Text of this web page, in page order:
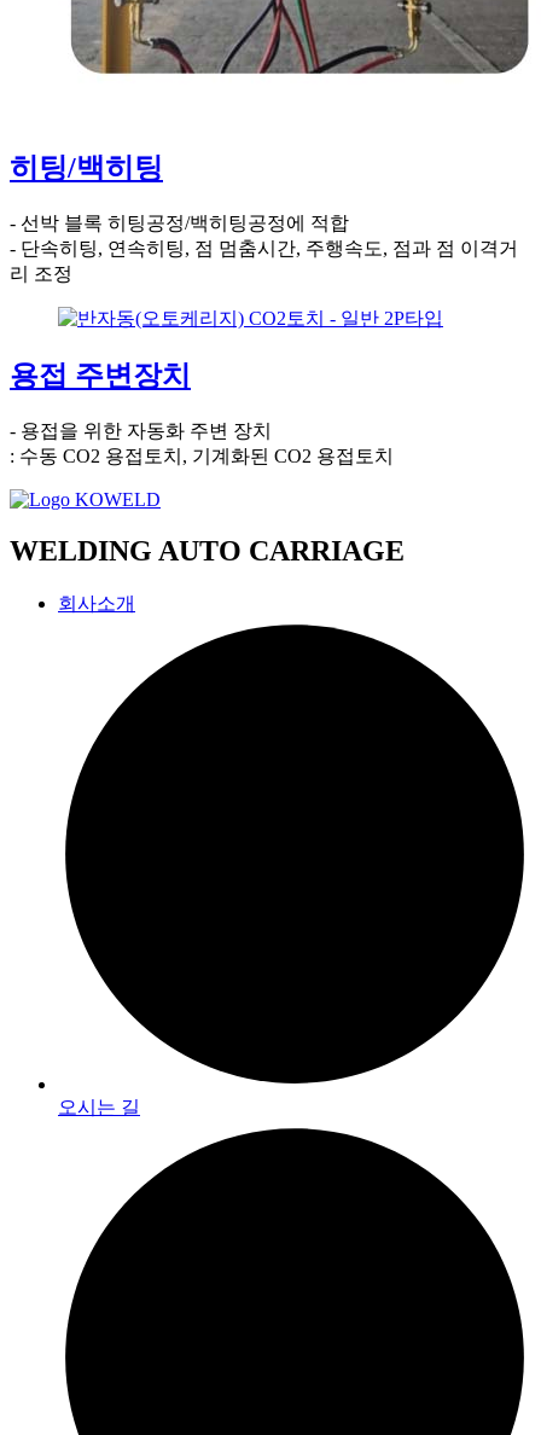
히팅/백히팅
- 선박 블록 히팅공정/백히팅공정에 적합
- 단속히팅, 연속히팅, 점 멈춤시간, 주행속도, 점과 점 이격거
리 조정
용접 주변장치
- 용접을 위한 자동화 주변 장치
: 수동 CO2 용접토치, 기계화된 CO2 용접토치
WELDING AUTO CARRIAGE
회사소개
오시는 길